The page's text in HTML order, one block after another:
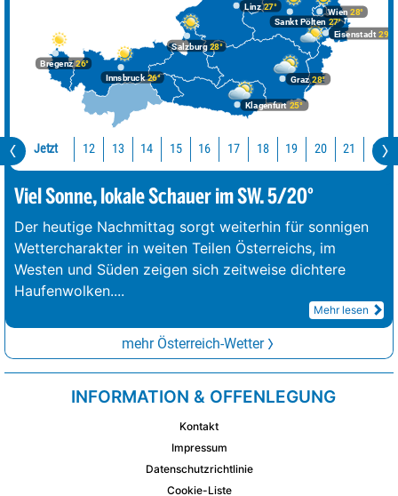
Bregenz26°
Graz28°
Innsbruck26°
Klagenfurt 25°
Linz27°
Salzburg28°
Wien 28°
Eisenstadt 29°
Sankt Pölten 27°
Jetzt 12 13 14 15 16 17 18 19 20 21 22
Viel Sonne, lokale Schauer im SW. 5/20°
Der heutige Nachmittag sorgt weiterhin für sonnigen
Wettercharakter in weiten Teilen Österreichs, im
Westen und Süden zeigen sich zeitweise dichtere
Haufenwolken....
Mehr lesen
mehr Österreich-Wetter
INFORMATION & OFFENLEGUNG
Kontakt
Impressum
Datenschutzrichtlinie
Cookie-Liste